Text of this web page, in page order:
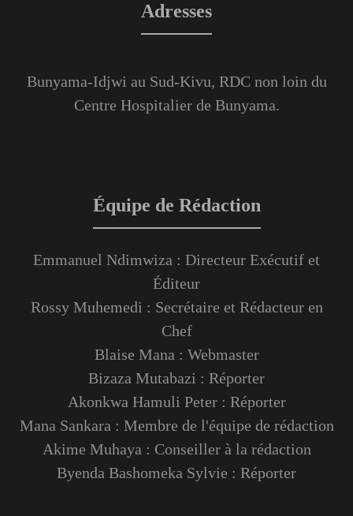
Adresses
Bunyama-Idjwi au Sud-Kivu, RDC non loin du
Centre Hospitalier de Bunyama.
Équipe de Rédaction
Emmanuel Ndimwiza : Directeur Exécutif et
Éditeur
Rossy Muhemedi : Secrétaire et Rédacteur en
Chef
Blaise Mana : Webmaster
Bizaza Mutabazi : Réporter
Akonkwa Hamuli Peter : Réporter
Mana Sankara : Membre de l'équipe de rédaction
Akime Muhaya : Conseiller à la rédaction
Byenda Bashomeka Sylvie : Réporter